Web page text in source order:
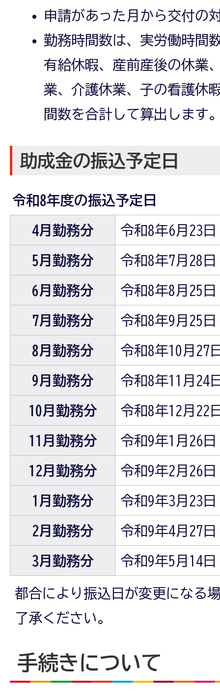
申請があった月から交付の
勤務時間数は、実労働時間
有給休暇、産前産後の休業
業、介護休業、子の看護休
間数を合計して算出します
助成金の振込予定日
令和8年度の振込予定日
4月勤務分 令和8年6月23
5月勤務分 令和8年7月28
6月勤務分 令和8年8月25
7月勤務分 令和8年9月25
8月勤務分 令和8年10月27
9月勤務分 令和8年11月24
10月勤務分 令和8年12月22
11月勤務分 令和9年1月26
12月勤務分 令和9年2月26
1月勤務分 令和9年3月23
2月勤務分 令和9年4月27
3月勤務分 令和9年5月14
都合により振込日が変更になる
了承ください。
手続きについて